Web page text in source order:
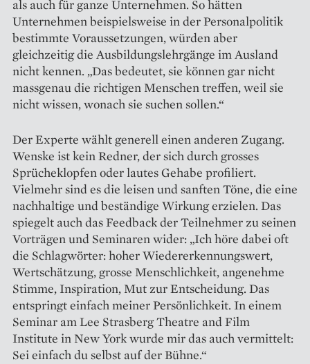
als auch für ganze Unternehmen. So hätten
Unternehmen beispielsweise in der Personalpolitik
bestimmte Voraussetzungen, würden aber
gleichzeitig die Ausbildungslehrgänge im Ausland
nicht kennen. „Das bedeutet, sie können gar nicht
massgenau die richtigen Menschen treffen, weil sie
nicht wissen, wonach sie suchen sollen.“
Der Experte wählt generell einen anderen Zugang.
Wenske ist kein Redner, der sich durch grosses
Sprücheklopfen oder lautes Gehabe profiliert.
Vielmehr sind es die leisen und sanften Töne, die eine
nachhaltige und beständige Wirkung erzielen. Das
spiegelt auch das Feedback der Teilnehmer zu seinen
Vorträgen und Seminaren wider: „Ich höre dabei oft
die Schlagwörter: hoher Wiedererkennungswert,
Wertschätzung, grosse Menschlichkeit, angenehme
Stimme, Inspiration, Mut zur Entscheidung. Das
entspringt einfach meiner Persön­lichkeit. In einem
Seminar am Lee Strasberg Theatre and Film
Institute in New York wurde mir das auch vermittelt:
Sei einfach du selbst auf der Bühne.“